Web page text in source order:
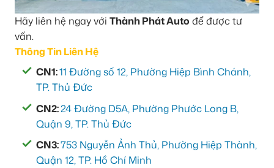
Hãy liên hệ ngay với Thành Phát Auto để được tư
vấn.
Thông Tin Liên Hệ
CN1:11 Đường số 12, Phường Hiệp Bình Chánh,
TP. Thủ Đức
CN2:24 Đường D5A, Phường Phước Long B,
Quận 9, TP. Thủ Đức
CN3:753 Nguyễn Ảnh Thủ, Phường Hiệp Thành,
Quận 12, TP. Hồ Chí Minh